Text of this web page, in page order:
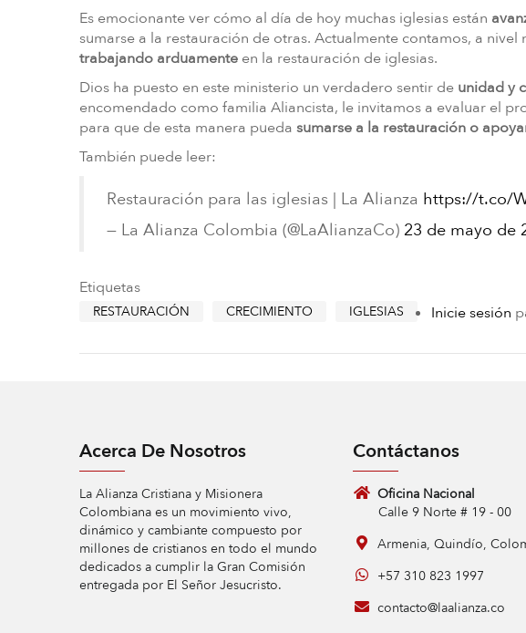
Es emocionante ver cómo al día de hoy muchas iglesias están
sumarse a la restauración de otras. Actualmente contamos, a nivel
trabajando arduamente en la restauración de iglesias.
Dios ha puesto en este ministerio un verdadero sentir de unidad y
encomendado como familia Aliancista, le invitamos a evaluar el
para que de esta manera pueda sumarse a la restauración o
También puede leer:
Restauración para las iglesias | La Alianza https://t.co/
— La Alianza Colombia (@LaAlianzaCo) 23 de mayo de
Etiquetas
RESTAURACIÓN CRECIMIENTO IGLESIAS Inicie sesión
Acerca De Nosotros
La Alianza Cristiana y Misionera
Colombiana es un movimiento vivo,
dinámico y cambiante compuesto por
millones de cristianos en todo el mundo
dedicados a cumplir la Gran Comisión
entregada por El Señor Jesucristo.
Contáctanos
Oficina Nacional
Calle 9 Norte # 19 - 00
Armenia, Quindío,
+57 310 823 1997
contacto@laalianza.co